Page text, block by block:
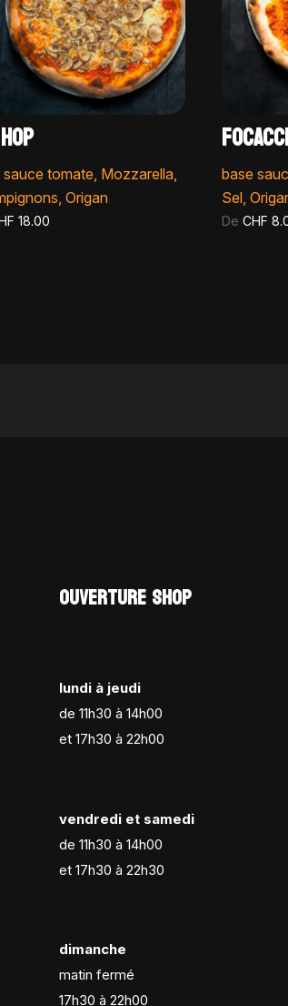
sauce tomate, Mozzarella,
Origan
18.00
base
Sel,
DeCHF
OUVERTURE SHOP
lundi à jeudi
de 11h30 à 14h00
et 17h30 à 22h00
vendredi et samedi
de 11h30 à 14h00
et 17h30 à 22h30
dimanche
matin fermé
17h30 à 22h00